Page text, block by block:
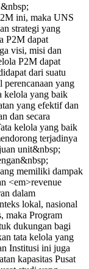
ini, maka UNS
strategi yang
P2M dapat
visi, misi dan
P2M dapat
dari suatu
perencanaan yang
kelola yang baik
yang efektif dan
dan secara
kelola yang baik
terjadinya
unit&nbsp;
memiliki dampak
<em>revenue
dalam
lokal, nasional
maka Program
dukungan bagi
tata kelola yang
Institusi ini juga
kapasitas Pusat